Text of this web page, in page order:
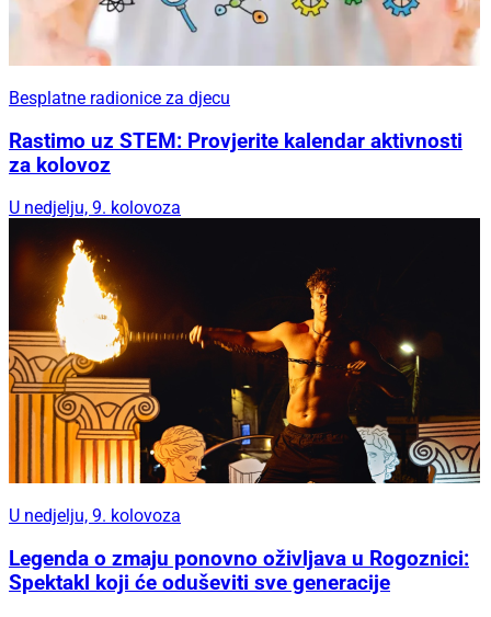
Besplatne radionice za djecu
Rastimo uz STEM: Provjerite kalendar aktivnosti
za kolovoz
U nedjelju, 9. kolovoza
U nedjelju, 9. kolovoza
Legenda o zmaju ponovno oživljava u Rogoznici:
Spektakl koji će oduševiti sve generacije